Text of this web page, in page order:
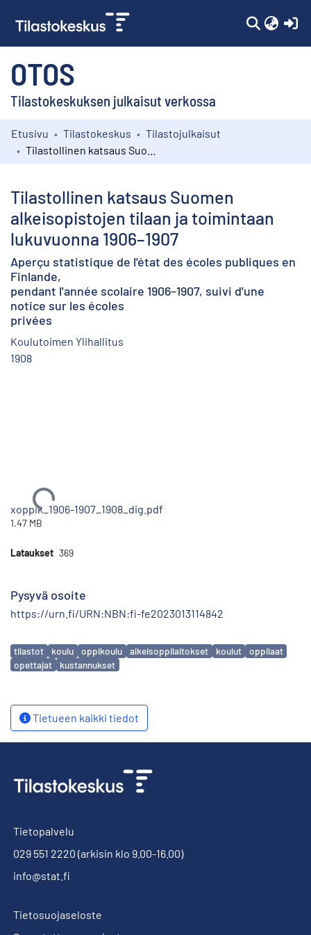
OTOS
Tilastokeskuksen julkaisut verkossa
Kokoelmat
Etusivu Tilastokeskus
Tilastojulkaisut
Tilastollinen katsaus Suomen
alkeisopistojen tilaan ja toimintaan
lukuvuonna 1906–1907
Aperçu statistique de l'état des écoles publiques en
Finlande,
pendant l'année scolaire 1906–1907, suivi d'une
notice sur les écoles
privées
Koulutoimen Ylihallitus
1908
Ladataan...
xoppik_1906-1907_1908_dig.pdf
1.47 MB
Lataukset 369
Pysyvä osoite
https://urn.fi/URN:NBN:fi-fe2023013114842
Avainsanat
tilastot koulu oppikoulu alkeisoppilaitokset koulut
oppilaat
opettajat
kustannukset
Tietueen kaikki tiedot
Tietopalvelu
029 551 2220 (arkisin klo 9.00-16.00)
info@stat.fi
Tietosuojaseloste